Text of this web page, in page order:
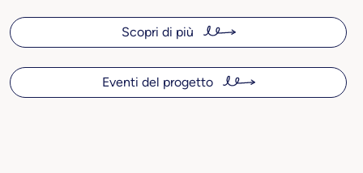
Scopri di più
Eventi del progetto